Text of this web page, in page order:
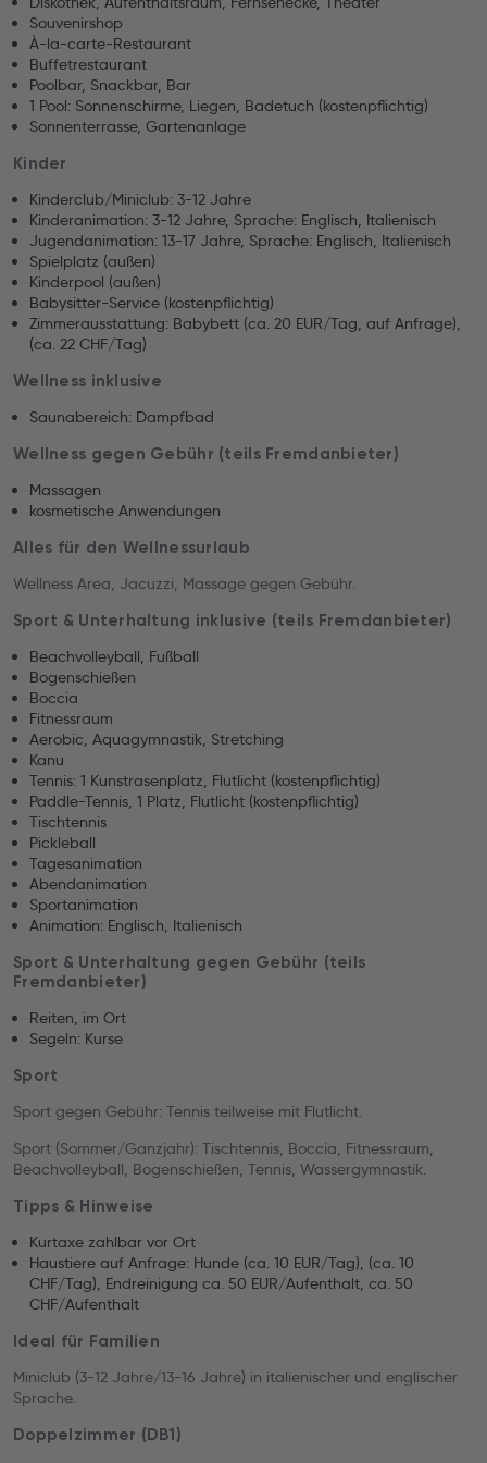
Souvenirshop
À-la-carte-Restaurant
Buffetrestaurant
Poolbar, Snackbar, Bar
1 Pool: Sonnenschirme, Liegen, Badetuch (kostenpflichtig)
Sonnenterrasse, Gartenanlage
Kinder
Kinderclub/Miniclub: 3-12 Jahre
Kinderanimation: 3-12 Jahre, Sprache: Englisch, Italienisch
Jugendanimation: 13-17 Jahre, Sprache: Englisch, Italienisch
Spielplatz (außen)
Kinderpool (außen)
Babysitter-Service (kostenpflichtig)
Zimmerausstattung: Babybett (ca. 20 EUR/Tag, auf Anfrage),
(ca. 22 CHF/Tag)
Wellness inklusive
Saunabereich: Dampfbad
Wellness gegen Gebühr (teils Fremdanbieter)
Massagen
kosmetische Anwendungen
Alles für den Wellnessurlaub
Wellness Area, Jacuzzi, Massage gegen Gebühr.
Sport & Unterhaltung inklusive (teils Fremdanbieter)
Beachvolleyball, Fußball
Bogenschießen
Boccia
Fitnessraum
Aerobic, Aquagymnastik, Stretching
Kanu
Tennis: 1 Kunstrasenplatz, Flutlicht (kostenpflichtig)
Paddle-Tennis, 1 Platz, Flutlicht (kostenpflichtig)
Tischtennis
Pickleball
Tagesanimation
Abendanimation
Sportanimation
Animation: Englisch, Italienisch
Sport & Unterhaltung gegen Gebühr (teils
Fremdanbieter)
Reiten, im Ort
Segeln: Kurse
Sport
Sport gegen Gebühr: Tennis teilweise mit Flutlicht.
Sport (Sommer/Ganzjahr): Tischtennis, Boccia, Fitnessraum,
Beachvolleyball, Bogenschießen, Tennis, Wassergymnastik.
Tipps & Hinweise
Kurtaxe zahlbar vor Ort
Haustiere auf Anfrage: Hunde (ca. 10 EUR/Tag), (ca. 10
CHF/Tag), Endreinigung ca. 50 EUR/Aufenthalt, ca. 50
CHF/Aufenthalt
Ideal für Familien
Miniclub (3-12 Jahre/13-16 Jahre) in italienischer und englischer
Sprache.
Doppelzimmer (DB1)